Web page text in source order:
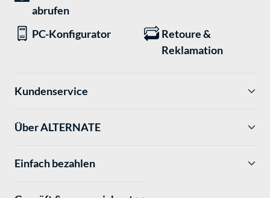
abrufen
PC-Konfigurator
Retoure &
Reklamation
Kundenservice
Über ALTERNATE
Einfach bezahlen